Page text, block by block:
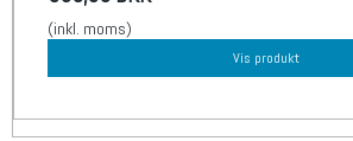
(inkl. moms)
Vis produkt